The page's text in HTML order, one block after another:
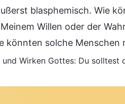
blasphemisch. Wie
Willen oder der
könnten solche Menschen
und Wirken Gottes: Du